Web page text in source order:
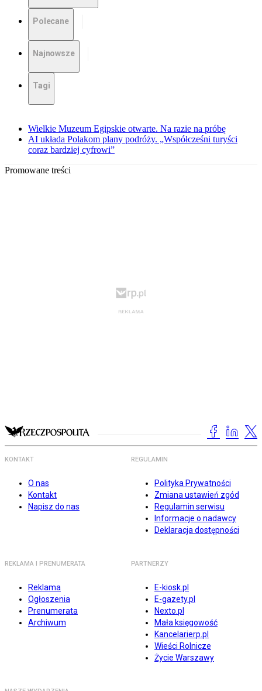
Polecane
Najnowsze
Tagi
Wielkie Muzeum Egipskie otwarte. Na razie na próbę
AI układa Polakom plany podróży. „Współcześni turyści
coraz bardziej cyfrowi”
Promowane treści
KONTAKT
O nas
Kontakt
Napisz do nas
REGULAMIN
Polityka Prywatności
Zmiana ustawień zgód
Regulamin serwisu
Informacje o nadawcy
Deklaracja dostępności
REKLAMA I PRENUMERATA
Reklama
Ogłoszenia
Prenumerata
Archiwum
PARTNERZY
E-kiosk.pl
E-gazety.pl
Nexto.pl
Mała księgowość
Kancelarierp.pl
Wieści Rolnicze
Życie Warszawy